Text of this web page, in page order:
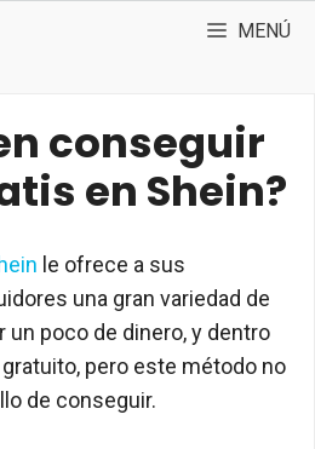
MENÚ
conseguir
en Shein?
le ofrece a sus
una gran variedad de
un poco de dinero, y dentro
pero este método no
de conseguir.